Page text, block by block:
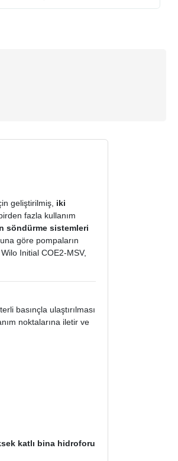
geliştirilmiş, iki
fazla kullanım
söndürme sistemleri
göre pompaların
Initial COE2-MSV,
basınçla ulaştırılması
noktalarına iletir ve
katlı bina hidroforu